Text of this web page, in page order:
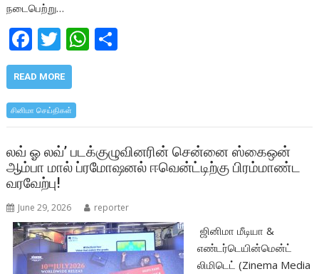
நடைபெற்று…
F
ac
e
b
o
o
k
T
w
itt
er
W
A
p
p
READ MORE
சினிமா செய்திகள்
லவ் ஓ லவ்’ படக்குழுவினரின் சென்னை ஸ்கைஒன்
ஆம்பா மால் ப்ரமோஷனல் ஈவென்ட்டிற்கு பிரம்மாண்ட
வரவேற்பு!
June 29, 2026 reporter
ஜினிமா மீடியா &
எண்டர்டெயின்மென்ட்
லிமிடெட் (Zinema Media